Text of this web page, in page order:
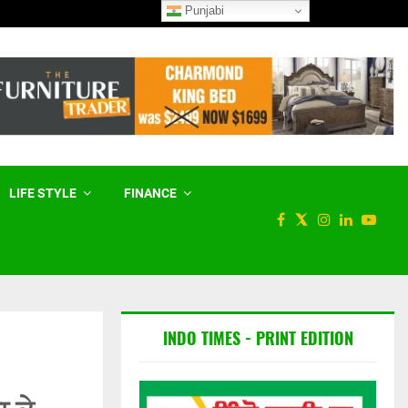
ਹਰਿਆਣਾ ਸਰਕਾਰ ਕਾਮਨਵੈੱਲਥ
LIFE STYLE FINANCE
INDO TIMES - PRINT EDITION
Punjabi